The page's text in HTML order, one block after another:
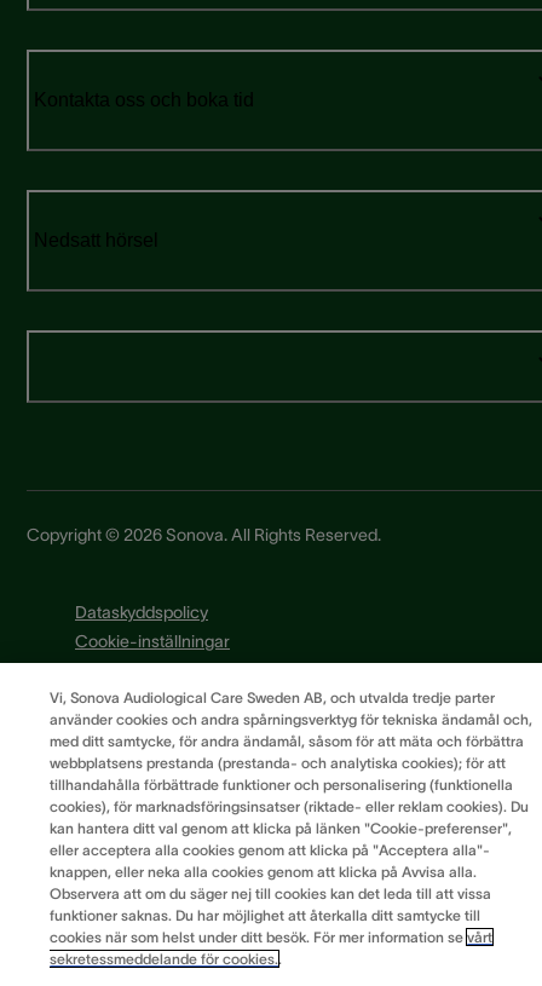
Kontakta oss och boka tid
Nedsatt hörsel
Copyright © 2026 Sonova. All Rights Reserved.
Dataskyddspolicy
Cookie-inställningar
Integritetsmeddelande
Användningsvillkor
Allmänna villkor
Sonova skattepolitik
Vi, Sonova Audiological Care Sweden AB, och utvalda tredje parter
använder cookies och andra spårningsverktyg för tekniska ändamål och,
med ditt samtycke, för andra ändamål, såsom för att mäta och förbättra
webbplatsens prestanda (prestanda- och analytiska cookies); för att
tillhandahålla förbättrade funktioner och personalisering (funktionella
cookies), för marknadsföringsinsatser (riktade- eller reklam cookies). Du
kan hantera ditt val genom att klicka på länken "Cookie-preferenser",
eller acceptera alla cookies genom att klicka på "Acceptera alla"-
knappen, eller neka alla cookies genom att klicka på Avvisa alla.
Observera att om du säger nej till cookies kan det leda till att vissa
funktioner saknas. Du har möjlighet att återkalla ditt samtycke till
cookies när som helst under ditt besök. För mer information sevårt
sekretessmeddelande för cookies..